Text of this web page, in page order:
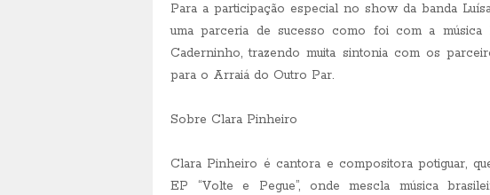
Para a participação especial no show da banda
uma parceria de sucesso como foi com a
Caderninho, trazendo muita sintonia com os
para o Arraiá do Outro Par.
Sobre Clara Pinheiro
Clara Pinheiro é cantora e compositora potiguar,
EP “Volte e Pegue”, onde mescla música